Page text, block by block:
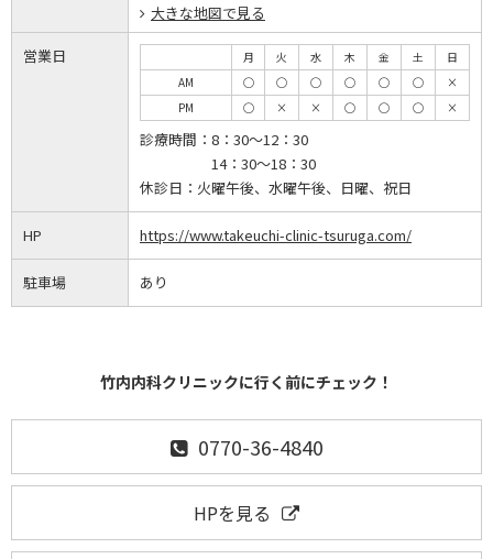
大きな地図で見る
営業日 月 火 水 木 金 土
日
AM
◯ ◯ ◯ ◯ ◯ ◯
×
PM
◯ × × ◯ ◯ ◯ ×
診療時間： 8：30～12：30
14：30～18：30
休診日： 火曜午後、水曜午後、日曜、祝日
HP https://www.takeuchi-clinic-tsuruga.com/
駐車場 あり
竹内内科クリニックに行く前にチェック！
0770-36-4840
HPを見る